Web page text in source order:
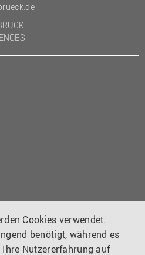
Cookies verwendet.
benötigt, während es
Nutzererfahrung auf